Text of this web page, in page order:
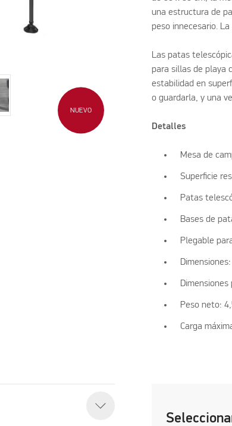
NUEVO
una estructura de
peso innecesario.
Las patas
para sillas de playa
estabilidad en
o guardarla, y una
Detalles
Mesa de
Superficie
Patas
Bases de
Plegable
Peso neto:
Carga